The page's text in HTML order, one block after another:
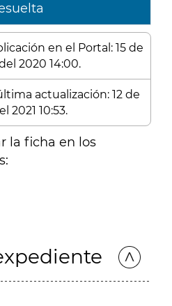
en el Portal: 15 de
2020 14:00.
actualización: 12 de
2021 10:53.
la ficha en los